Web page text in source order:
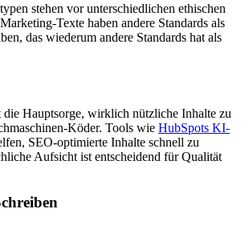
stehen vor unterschiedlichen ethischen
Texte haben andere Standards als
das wiederum andere Standards hat als
Hauptsorge, wirklich nützliche Inhalte zu
Köder. Tools wie HubSpots KI-
SEO-optimierte Inhalte schnell zu
Aufsicht ist entscheidend für Qualität